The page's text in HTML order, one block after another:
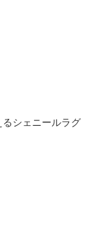
シェニールラグ